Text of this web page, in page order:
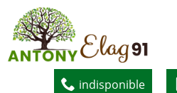
indisponible